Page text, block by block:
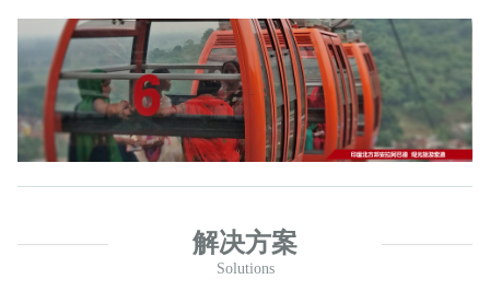
解决方案
Solutions